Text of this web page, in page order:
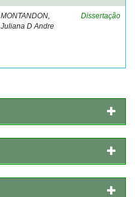
MONTANDON,
Juliana D Andre
Dissertação